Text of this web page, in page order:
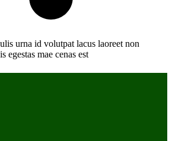
urna id volutpat lacus laoreet non
egestas mae cenas est